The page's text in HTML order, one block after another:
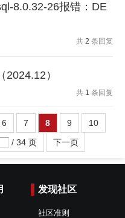
8.0.32-26报错：DE
共 2 条回复
）
共 1 条回复
6 7 8 9
10
/ 34 页 下一页
发现社区
社区准则